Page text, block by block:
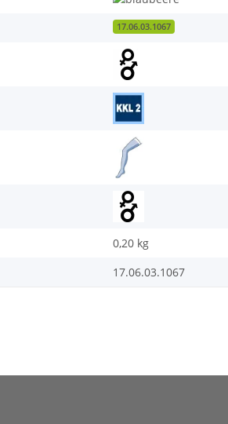
17.06.03.1067
0,20 kg
17.06.03.1067